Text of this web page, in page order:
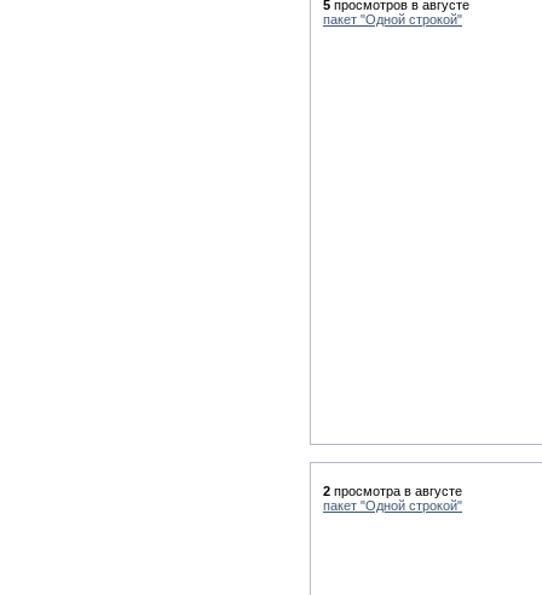
5 просмотров в августе
пакет "Одной строкой"
2 просмотра в августе
пакет "Одной строкой"